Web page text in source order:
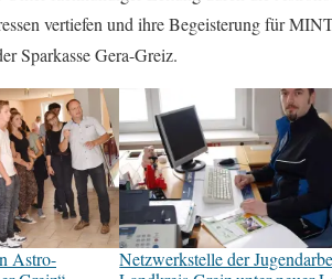
vertiefen und ihre Begeisterung für
Sparkasse Gera-Greiz.
Astro-
Netzwerkstelle der